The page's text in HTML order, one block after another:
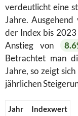
verdeutlicht eine
Jahre.
der Index bis
Anstieg von
Betrachtet man
Jahre, so zeigt
jährlichen
Jahr
Indexwert